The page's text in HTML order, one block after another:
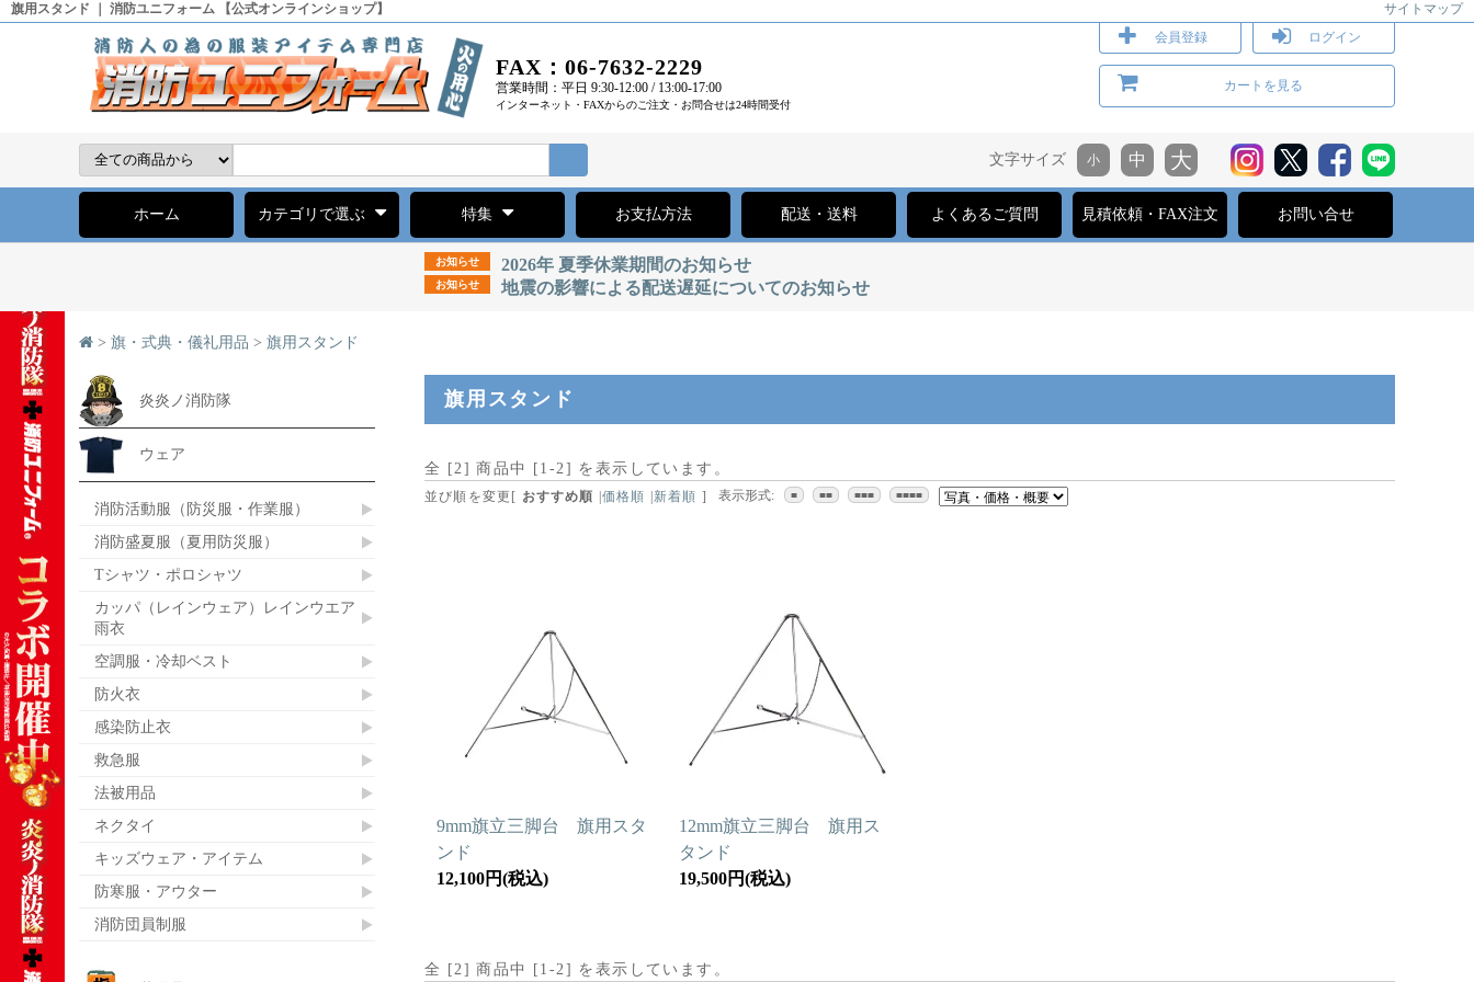
旗用スタンド ｜ 消防ユニフォーム 【公式オンラインショップ】 サイトマップ
FAX：06-7632-2229
営業時間：平日 9:30-12:00 / 13:00-17:00
インターネット・FAXからのご注文・お問合せは24時間受付
会員登録 ログイン
カートを見る
文字サイズ
ホーム カテゴリで選ぶ 特集 お支払方法 配送・送料 よくあるご質問 見積依頼・FAX注文 お問い合せ
お知らせ 2026年 夏季休業期間のお知らせ
お知らせ 地震の影響による配送遅延についてのお知らせ
> 旗・式典・儀礼用品 > 旗用スタンド
旗用スタンド
全 [2] 商品中 [ 1 -2] を表示しています。
並び順を変更 [ おすすめ順 |価格順 新着順 ] 表示形式: ■ ■■ ■■■ ■■■■
9mm旗立三脚台 旗用スタ
ンド
12,100円(税込)
12mm旗立三脚台 旗用ス
タンド
19,500円(税込)
全 [2] 商品中 [ 1 -2] を表示しています。
炎炎ノ消防隊
ウェア
消防活動服（防災服・作業服）
消防盛夏服（夏用防災服）
Tシャツ・ポロシャツ
カッパ（レインウェア）レインウエア
雨衣
空調服・冷却ベスト
防火衣
感染防止衣
救急服
法被用品
ネクタイ
キッズウェア・アイテム
防寒服・アウター
消防団員制服